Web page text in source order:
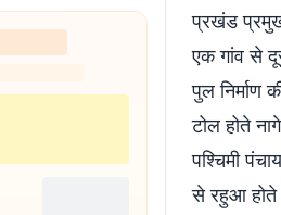
प्रखंड प्रमुख
एक गांव से
पुल निर्माण
टोल होते
पश्चिमी
से रहुआ होते